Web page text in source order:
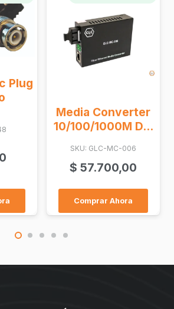
Converter
1000M D...
Ahora
Cinta Helicoidal
- Spiral ...
SKU: FH1
$700,00
Comprar Ahora